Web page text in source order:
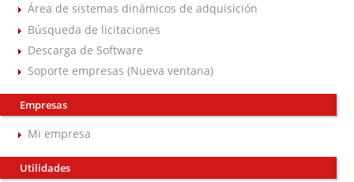
Área de sistemas dinámicos de adquisición
Búsqueda de licitaciones
Descarga de Software
Soporte empresas (Nueva ventana)
Empresas
Mi empresa
Utilidades